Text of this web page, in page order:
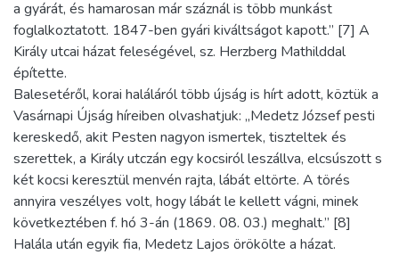
a gyárát, és hamarosan már száznál is több munkást
foglalkoztatott. 1847-ben gyári kiváltságot kapott.” [7] A
Király utcai házat feleségével, sz. Herzberg Mathilddal
építette.
Balesetéről, korai haláláról több újság is hírt adott, köztük a
Vasárnapi Újság híreiben olvashatjuk: „Medetz József pesti
kereskedő, akit Pesten nagyon ismertek, tiszteltek és
szerettek, a Király utczán egy kocsiról leszállva, elcsúszott s
két kocsi keresztül menvén rajta, lábát eltörte. A törés
annyira veszélyes volt, hogy lábát le kellett vágni, minek
következtében f. hó 3-án (1869. 08. 03.) meghalt.” [8]
Halála után egyik fia, Medetz Lajos örökölte a házat.